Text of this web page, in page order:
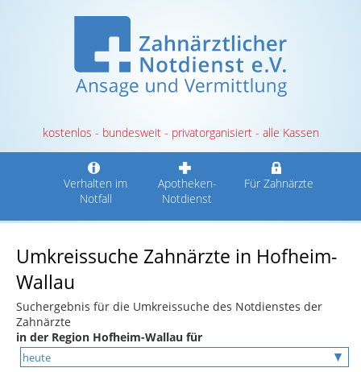
kostenlos - bundesweit - privatorganisiert - alle Kassen
Verhalten im
Notfall
Apotheken-
Notdienst
Für Zahnärzte
Umkreissuche Zahnärzte in Hofheim-
Wallau
Suchergebnis für die Umkreissuche des Notdienstes der
Zahnärzte
in der Region Hofheim-Wallau für